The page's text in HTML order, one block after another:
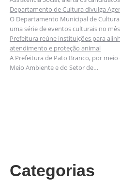
Departamento de Cultura divulga
O Departamento Municipal de
uma série de eventos culturais no
Prefeitura reúne instituições para
atendimento e proteção animal
A Prefeitura de Pato Branco, por
Meio Ambiente e do Setor de…
Categorias